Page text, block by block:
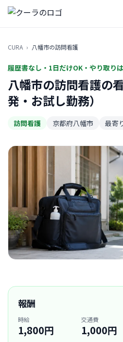
CURA › 八幡市の訪問看護
履歴書なし・1日だけOK・やり取り
八幡市の訪問看護の
発・お試し勤務）
訪問看護 京都府八幡市 最寄
報酬
時給
1,800円
交通費
1,000円